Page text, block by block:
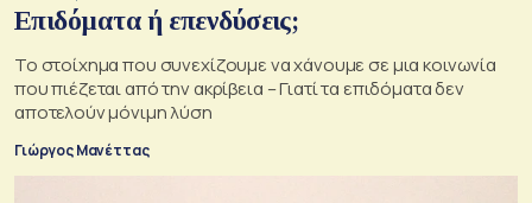
Επιδόματα ή επενδύσεις;
Το στοίχημα που συνεχίζουμε να χάνουμε σε μια κοινωνία
που πιέζεται από την ακρίβεια – Γιατί τα επιδόματα δεν
αποτελούν μόνιμη λύση
Γιώργος Μανέττας